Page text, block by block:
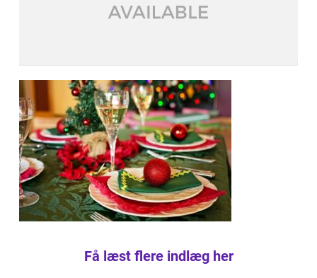
Få læst flere indlæg her